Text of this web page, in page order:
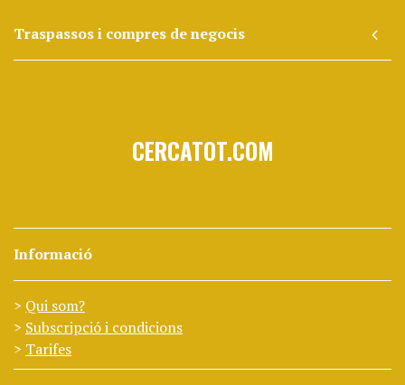
Traspassos i compres de negocis
CERCATOT.COM
Informació
Qui som?
Subscripció i condicions
Tarifes